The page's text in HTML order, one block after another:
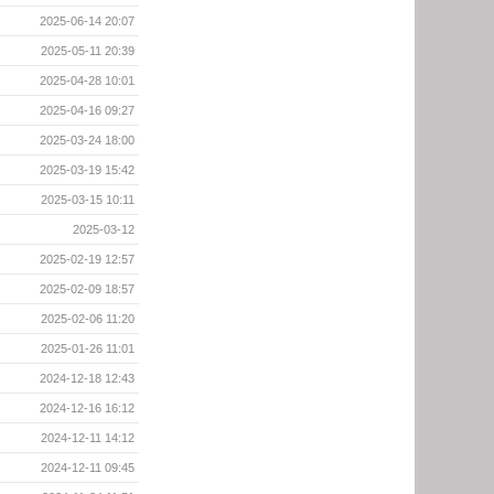
2025-06-14 20:07
2025-05-11 20:39
2025-04-28 10:01
2025-04-16 09:27
2025-03-24 18:00
2025-03-19 15:42
2025-03-15 10:11
2025-03-12
2025-02-19 12:57
2025-02-09 18:57
2025-02-06 11:20
2025-01-26 11:01
2024-12-18 12:43
2024-12-16 16:12
2024-12-11 14:12
2024-12-11 09:45